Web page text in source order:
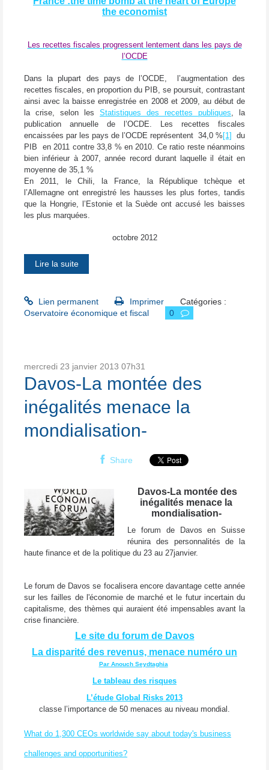
the economist
Les recettes fiscales progressent lentement dans les pays de
l’OCDE
Dans la plupart des pays de l’OCDE, l’augmentation des
recettes fiscales, en proportion du PIB, se poursuit, contrastant
ainsi avec la baisse enregistrée en 2008 et 2009, au début de
la crise, selon les Statistiques des recettes publiques, la
publication annuelle de l’OCDE. Les recettes fiscales
encaissées par les pays de l’OCDE représentent 34,0 % [1]
du
PIB en 2011 contre 33,8 % en 2010. Ce ratio reste néanmoins
bien inférieur à 2007, année record durant laquelle il était en
moyenne de 35,1 %
En 2011, le Chili, la France, la République tchèque et
l’Allemagne ont enregistré les hausses les plus fortes, tandis
que la Hongrie, l’Estonie et la Suède ont accusé les baisses
les plus marquées.
octobre 2012
Lire la suite
Lien permanent Imprimer
Catégories :
Oservatoire économique et fiscal
0
mercredi 23 janvier 2013 07h31
Davos-La montée des
inégalités menace la
mondialisation-
Share
Davos-La montée des
inégalités menace la
mondialisation-
Le forum de Davos en Suisse
réunira des personnalités de la
haute finance et de la politique du 23 au 27janvier.
Le forum de Davos se focalisera encore davantage cette année
sur les failles de l'économie de marché et le futur incertain du
capitalisme, des thèmes qui auraient été impensables avant la
crise financière.
Le site du forum de Davos
La disparité des revenus, menace numéro un
Par Anouch Seydtaghia
Le tableau des risques
L’étude Global Risks 2013
classe l’importance de 50 menaces au niveau mondial.
What do 1,300 CEOs worldwide say about today's business
challenges and opportunities?